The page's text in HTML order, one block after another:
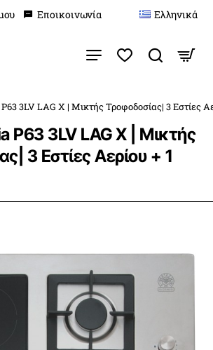
Εποικοινωνία Ελληνικά
P63 3LV LAG X | Μικτής
3 Εστίες Αερίου + 1
3LV LAG X | Μικτής Τροφοδοσίας| 3 Εστίες